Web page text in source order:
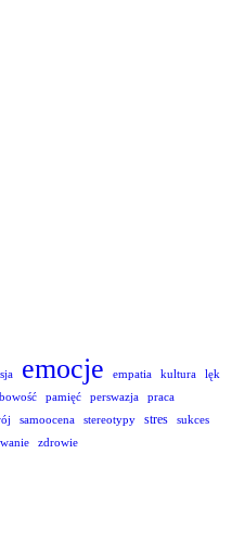
emocje empatia kultura
lęk
pamięć perswazja
praca
samoocena stereotypy stres sukces
zdrowie